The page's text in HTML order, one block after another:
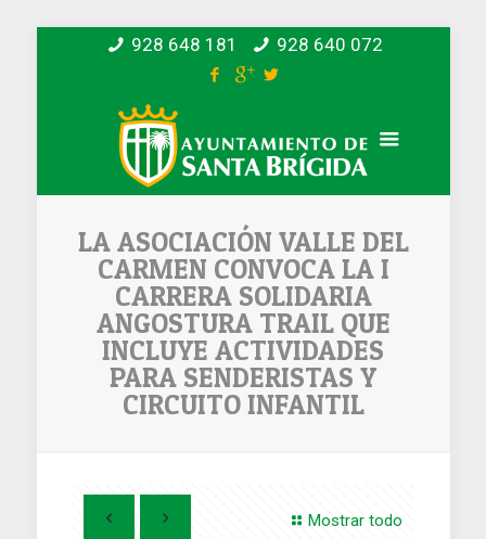
928 648 181 928 640 072
LA ASOCIACIÓN VALLE DEL
CARMEN CONVOCA LA I
CARRERA SOLIDARIA
ANGOSTURA TRAIL QUE
INCLUYE ACTIVIDADES
PARA SENDERISTAS Y
CIRCUITO INFANTIL
Mostrar todo